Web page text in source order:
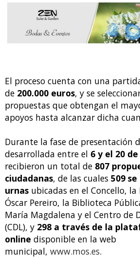
El proceso cuenta con una
de 200.000 euros, y se
propuestas que obtengan el
apoyos hasta alcanzar dicha
Durante la fase de presentación
desarrollada entre el 6 y el 20
recibieron un total de 807
ciudadanas, de las cuales 509
urnas ubicadas en el Concello,
Óscar Pereiro, la Biblioteca
María Magdalena y el Centro de
(CDL), y 298 a través de la
online disponible en la web
municipal, www.mos.es.